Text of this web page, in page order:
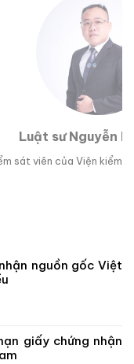
Bão
dân TP Đà Nẵng.
nguồn gốc Việt
giấy chứng nhận